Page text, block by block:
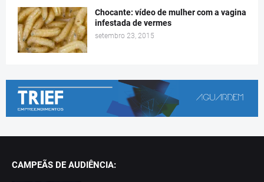
Chocante: vídeo de mulher com a vagina
infestada de vermes
setembro 23, 2015
CAMPEÃS DE AUDIÊNCIA: